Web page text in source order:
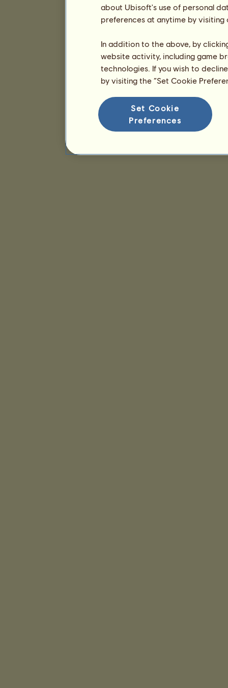
about Ubisoft's use of personal
preferences at anytime by
In addition to the above, by
website activity, including game
technologies. If you wish to
by visiting the “Set Cookie
Set Cookie
Preferences